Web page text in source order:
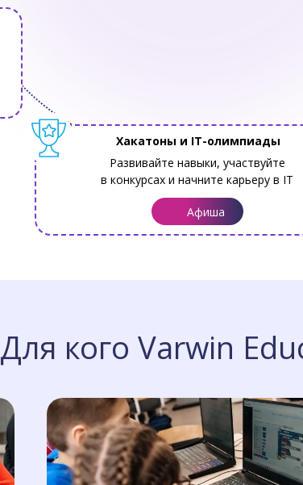
Развивайте навыки, участвуйте
в конкурсах и начните карьеру в IT
Хакатоны и IT-олимпиады
Афиша
Для кого Varwin